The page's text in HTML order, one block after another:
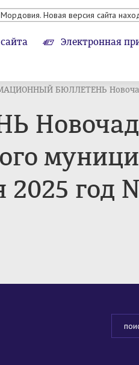
Новая версия сайта
Электронная
БЮЛЛЕТЕНЬ
2025 год